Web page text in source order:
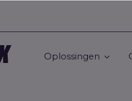
Oplossingen